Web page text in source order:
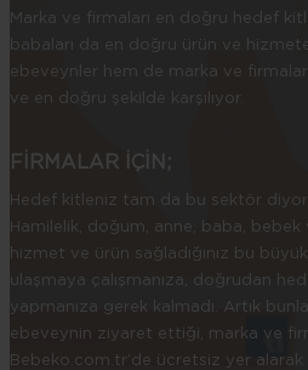
Marka ve firmaları en doğru hedef
babaları da en doğru ürün ve
ebeveynler hem de marka ve
ve en doğru şekilde karşılıyor.
FİRMALAR İÇİN;
Hedef kitleniz tam da bu sektör
Hamilelik, doğum, anne, baba,
hizmet ve ürün sağladığınız bu
ulaşmaya çalışmanıza, doğrudan
yapmanıza gerek kalmadı. Artık
ebeveynin ziyaret ettiği, marka ve
Bebeko.com.tr’de ücretsiz yer